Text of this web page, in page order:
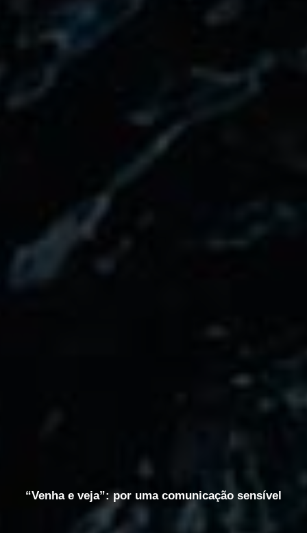
“Venha e veja”: por uma comunicação sensível